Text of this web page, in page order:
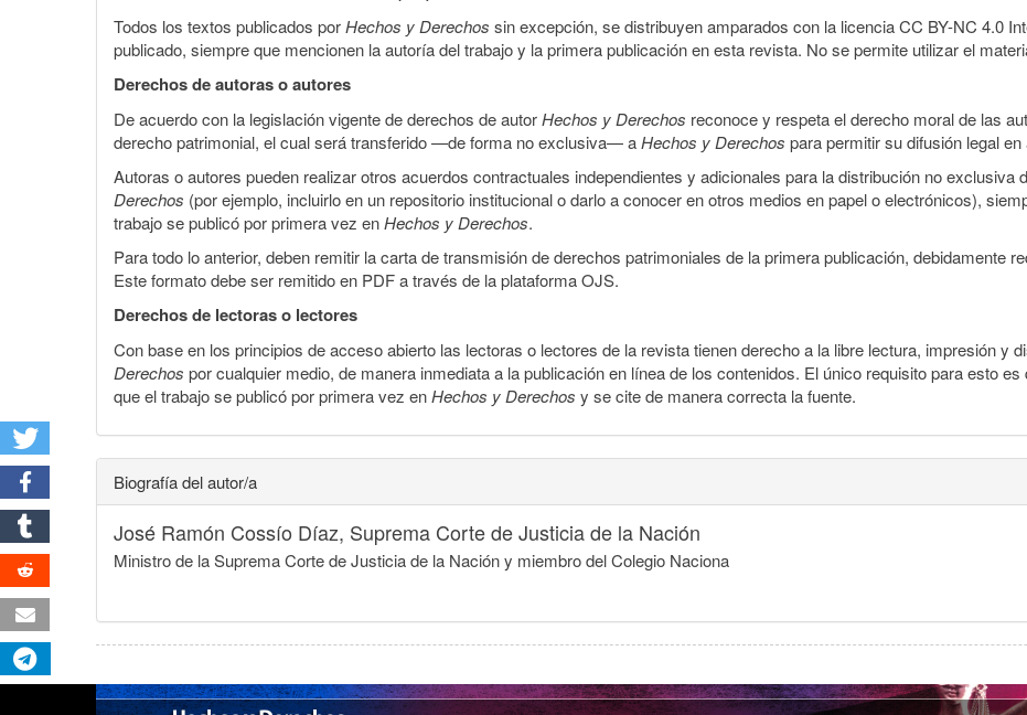
Todos los textos publicados porHechos y Derechos sin excepción, se distribuyen amparados con la licencia CC BY-NC 4.0
publicado, siempre que mencionen la autoría del trabajo y la primera publicación en esta revista. No se permite utilizar el
Derechos de autoras o autores
De acuerdo con la legislación vigente de derechos de autorHechos y Derechos reconoce y respeta el derecho moral de las
derecho patrimonial, el cual será transferido —de forma no exclusiva— aHechos y Derechos para permitir su difusión legal
Autoras o autores pueden realizar otros acuerdos contractuales independientes y adicionales para la distribución no exclusiva
Derechos (por ejemplo, incluirlo en un repositorio institucional o darlo a conocer en otros medios en papel o electrónicos),
trabajo se publicó por primera vez enHechos y Derechos.
Para todo lo anterior, deben remitir la carta de transmisión de derechos patrimoniales de la primera publicación, debidamente
Este formato debe ser remitido en PDF a través de la plataforma OJS.
Derechos de lectoras o lectores
Con base en los principios de acceso abierto las lectoras o lectores de la revista tienen derecho a la libre lectura, impresión y
Derechos por cualquier medio, de manera inmediata a la publicación en línea de los contenidos. El único requisito para esto
que el trabajo se publicó por primera vez enHechos y Derechos y se cite de manera correcta la fuente.
Biografía del autor/a
José Ramón Cossío Díaz, Suprema Corte de Justicia de la Nación
Ministro de la Suprema Corte de Justicia de la Nación y miembro del Colegio Naciona